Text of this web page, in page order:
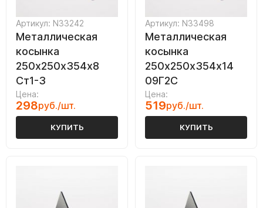
Артикул: N33242
Металлическая
косынка
250х250х354х8
Ст1-3
Цена:
298руб./шт.
КУПИТЬ
Артикул: N33498
Металлическая
косынка
250х250х354х14
09Г2С
Цена:
519руб./шт.
КУПИТЬ